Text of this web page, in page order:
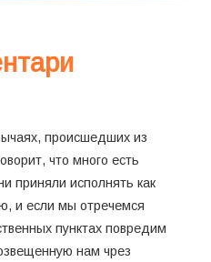
происшедших из
что много есть
приняли исполнять как
и если мы отречемся
пунктах повредим
нам чрез